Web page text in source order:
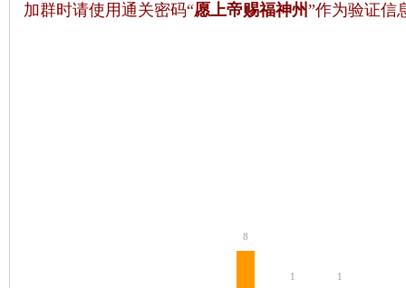
加群时请使用通关密码“愿上帝赐福神州”作为验证信
8
1 1